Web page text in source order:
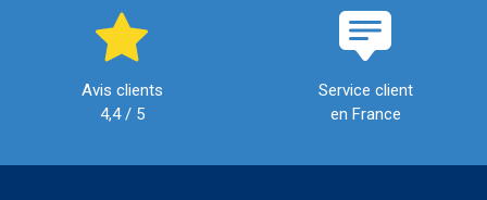
Avis clients
4,4 / 5
Service client
en France